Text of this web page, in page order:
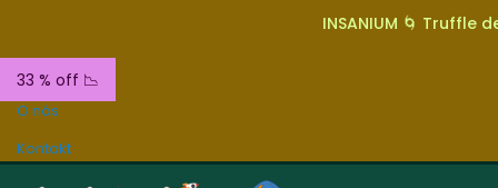
INSANIUM 🌀 Truffle
33 % off 📉
O nás
Kontakt